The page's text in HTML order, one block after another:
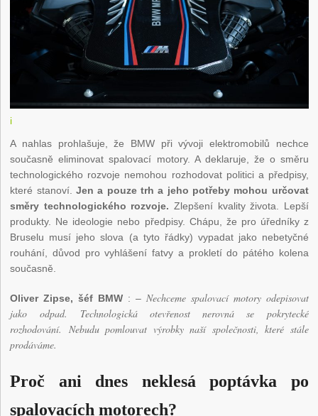
i
A nahlas prohlašuje, že BMW při vývoji elektromobilů nechce
současně eliminovat spalovací motory. A deklaruje, že o směru
technologického rozvoje nemohou rozhodovat politici a předpisy,
které stanoví. Jen a pouze trh a jeho potřeby mohou určovat
směry technologického rozvoje. Zlepšení kvality života. Lepší
produkty. Ne ideologie nebo předpisy. Chápu, že pro úředníky z
Bruselu musí jeho slova (a tyto řádky) vypadat jako nebetyčné
rouhání, důvod pro vyhlášení fatvy a prokletí do pátého kolena
současně.
Oliver Zipse, šéf BMW : – Nechceme spalovací motory odepisovat
jako odpad. Technologická otevřenost nerovná se pokrytecké
rozhodování. Nebudu pomlouvat výrobky naší společnosti, které stále
prodáváme.
Proč ani dnes neklesá poptávka po
spalovacích motorech?